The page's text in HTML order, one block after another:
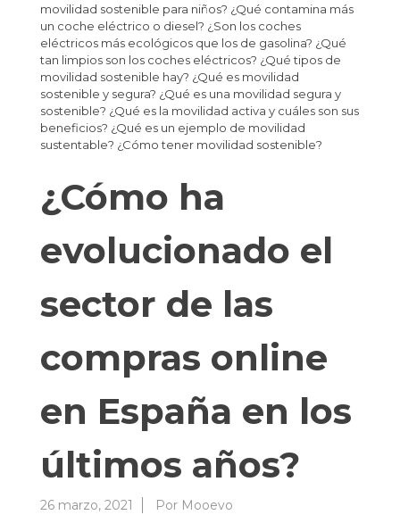
movilidad sostenible para niños? ¿Qué contamina más
un coche eléctrico o diesel? ¿Son los coches
eléctricos más ecológicos que los de gasolina? ¿Qué
tan limpios son los coches eléctricos? ¿Qué tipos de
movilidad sostenible hay? ¿Qué es movilidad
sostenible y segura? ¿Qué es una movilidad segura y
sostenible? ¿Qué es la movilidad activa y cuáles son sus
beneficios? ¿Qué es un ejemplo de movilidad
sustentable? ¿Cómo tener movilidad sostenible?
¿Cómo ha
evolucionado el
sector de las
compras online
en España en los
últimos años?
26 marzo, 2021 Por Mooevo